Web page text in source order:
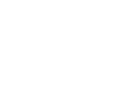
application-id>'